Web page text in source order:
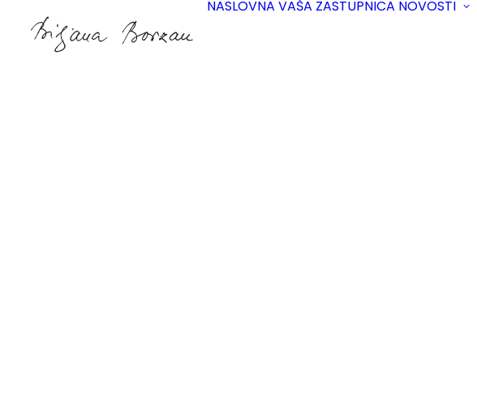
NASLOVNA VAŠA ZASTUPNICA NOVOSTI